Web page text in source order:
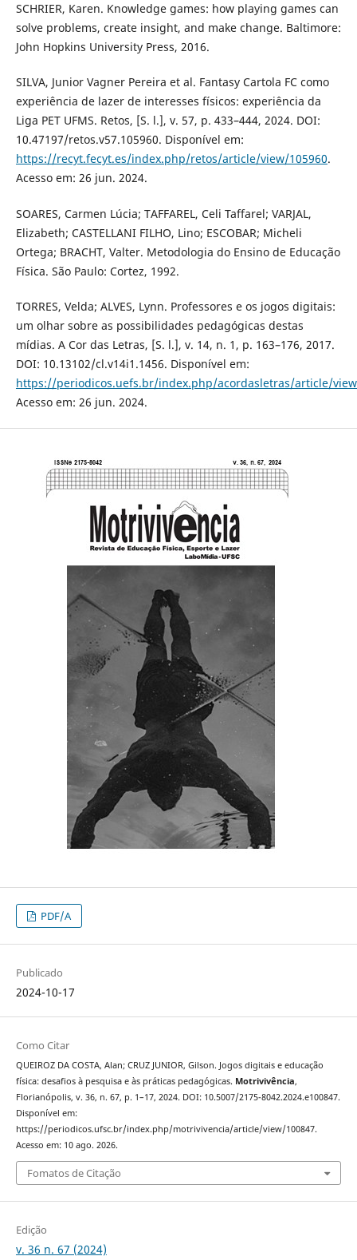
SCHRIER, Karen. Knowledge games: how playing games can
solve problems, create insight, and make change. Baltimore:
John Hopkins University Press, 2016.
SILVA, Junior Vagner Pereira et al. Fantasy Cartola FC como
experiência de lazer de interesses físicos: experiência da
Liga PET UFMS. Retos, [S. l.], v. 57, p. 433–444, 2024. DOI:
10.47197/retos.v57.105960. Disponível em:
https://recyt.fecyt.es/index.php/retos/article/view/105960.
Acesso em: 26 jun. 2024.
SOARES, Carmen Lúcia; TAFFAREL, Celi Taffarel; VARJAL,
Elizabeth; CASTELLANI FILHO, Lino; ESCOBAR; Micheli
Ortega; BRACHT, Valter. Metodologia do Ensino de Educação
Física. São Paulo: Cortez, 1992.
TORRES, Velda; ALVES, Lynn. Professores e os jogos digitais:
um olhar sobre as possibilidades pedagógicas destas
mídias. A Cor das Letras, [S. l.], v. 14, n. 1, p. 163–176, 2017.
DOI: 10.13102/cl.v14i1.1456. Disponível em:
https://periodicos.uefs.br/index.php/acordasletras/article/
Acesso em: 26 jun. 2024.
PDF/A
Publicado
2024-10-17
Como Citar
QUEIROZ DA COSTA, Alan; CRUZ JUNIOR, Gilson. Jogos digitais e educação
física: desafios à pesquisa e às práticas pedagógicas. Motrivivência,
Florianópolis, v. 36, n. 67, p. 1–17, 2024. DOI: 10.5007/2175-8042.2024.e100847.
Disponível em:
https://periodicos.ufsc.br/index.php/motrivivencia/article/view/100847.
Acesso em: 10 ago. 2026.
Fomatos de Citação
Edição
v. 36 n. 67 (2024)